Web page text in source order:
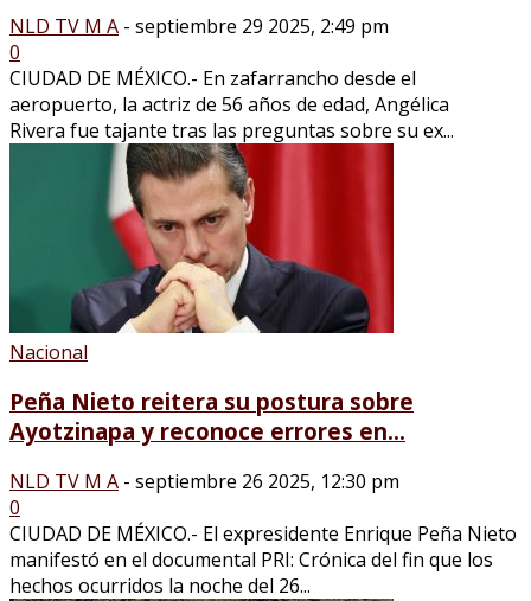
NLD TV M A - septiembre 29 2025, 2:49 pm
0
CIUDAD DE MÉXICO.- En zafarrancho desde el
aeropuerto, la actriz de 56 años de edad, Angélica
Rivera fue tajante tras las preguntas sobre su ex...
Nacional
Peña Nieto reitera su postura sobre
Ayotzinapa y reconoce errores en...
NLD TV M A - septiembre 26 2025, 12:30 pm
0
CIUDAD DE MÉXICO.- El expresidente Enrique Peña Nieto
manifestó en el documental PRI: Crónica del fin que los
hechos ocurridos la noche del 26...